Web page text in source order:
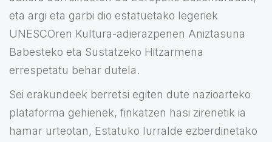
eta argi eta garbi dio estatuetako legeriek
UNESCOren Kultura-adierazpenen Aniztasuna
Babesteko eta Sustatzeko Hitzarmena
errespetatu behar dutela.
Sei erakundeek berretsi egiten dute nazioarteko
plataforma gehienek, finkatzen hasi zirenetik ia
hamar urteotan, Estatuko lurralde ezberdinetako